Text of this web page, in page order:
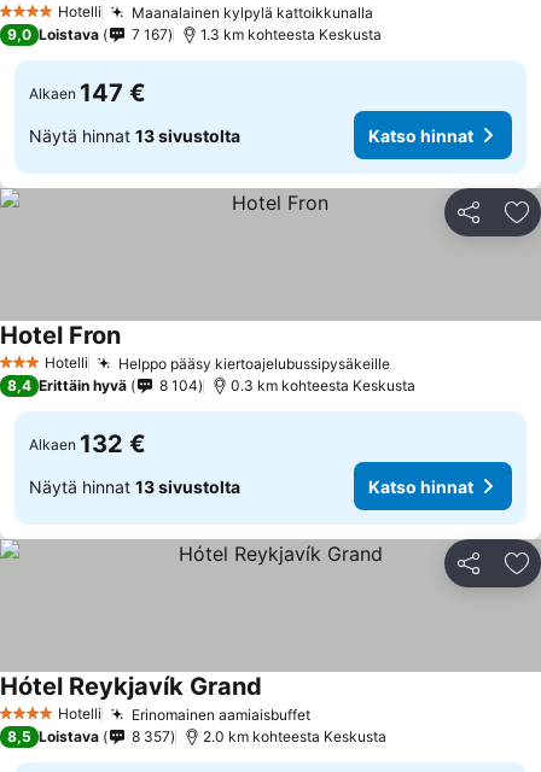
4 Tähtiluokitus
Hotelli Maanalainen kylpylä kattoikkunalla
9,0 Loistava 7 167 1.3 km kohteesta Keskusta
Alkaen 147 €
Näytä hinnat 13 sivustolta Katso hinnat
Jaa
3 Tähtiluokitus
Hotelli Helppo pääsy kiertoajelubussipysäkeille
Hotel Fron
8,4 Erittäin hyvä 8 104 0.3 km kohteesta Keskusta
Alkaen 132 €
Näytä hinnat 13 sivustolta Katso hinnat
Jaa
4 Tähtiluokitus
Hotelli Erinomainen aamiaisbuffet
Hótel Reykjavík Grand
8,5 Loistava 8 357 2.0 km kohteesta Keskusta